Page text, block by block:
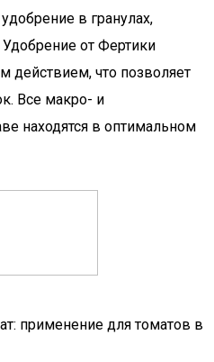
в гранулах,
Удобрение от Фертики
действием, что позволяет
Все макро- и
находятся в оптимальном
применение для томатов в